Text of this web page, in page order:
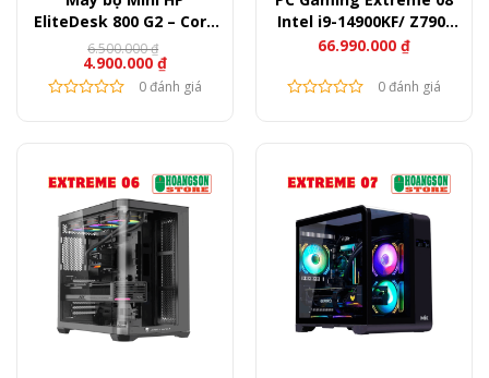
EliteDesk 800 G2 – Core
i5 6500T, Ram 8GB, SSD
256GB
6.500.000₫
Giá
gốc
là:
4.900.000₫
Giá
hiện
tại 0 đánh giá
Intel i9-14900KF/ Z790/
Ram 32GB/ SSD 1TB/ RTX
66.990.000 ₫
0 đánh giá